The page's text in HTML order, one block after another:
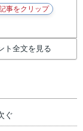
ト全文を見る
ぐ